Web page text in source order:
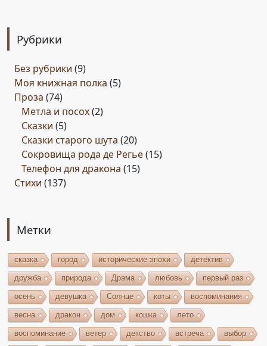
Рубрики
Без рубрики (9)
Моя книжная полка (5)
Проза (74)
Метла и посох(2)
Сказки (5)
Сказки старого шута (20)
Сокровища рода де Регье(15)
Телефон для дракона (15)
Стихи (137)
Метки
сказка город исторические эпохи детектив
дружба природа Драма любовь первый раз
осень девушка Солнце коты воспоминания
весна дракон дом кошка лето
воспоминание ветер детство встреча выбор